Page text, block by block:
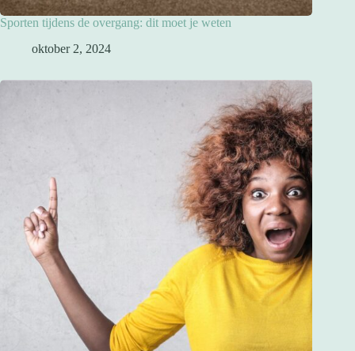
Sporten tijdens de overgang: dit moet je weten
oktober 2, 2024